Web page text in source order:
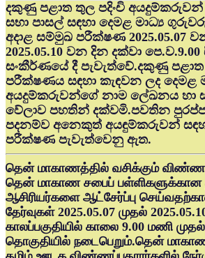
දකුණු පළාත තුල පදිංචි
සභා පාසල් සඳහා දෙමළ මාධ්‍ය
අදාළ සම්මුඛ පරීක්ෂණ 2025.05.07
2025.05.10 වන දින දක්වා පෙ.ව.9.00
සංකීර්ණයේ දී පැවැත්වේ.දකුණු
පරීක්ෂණය සඳහා කැඳවන ලද දෙමළ
අයදුම්කරුවන්ගේ නාම ලේඛනය හා
වේලාව පහතින් දක්වමි.පවතින
පදනම්ව අනෙකුත් අයඳුම්කරුවන්
පරීක්ෂණ පැවැත්වෙනු ඇත.
தென் மாகாணத்தில் வசிக்கும்
தென் மாகாண சபைப்
ஆசிரியர்களை ஆட்சேர்ப்பு
தேர்வுகள் 2025.05.07 முதல்
காலப்பகுதியில் காலை 9.00 மணி
தொகுதியில் நடைபெறும்.தென்